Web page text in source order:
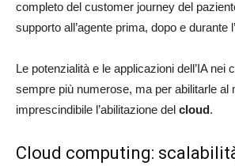
completo del customer journey del
supporto all’agente prima, dopo e durante
Le potenzialità e le applicazioni dell’IA nei
sempre più numerose, ma per abilitarle al
imprescindibile l’abilitazione del cloud.
Cloud computing: